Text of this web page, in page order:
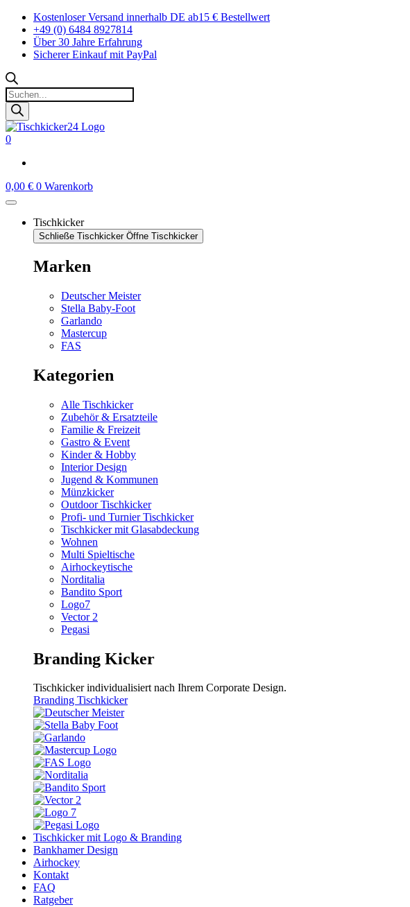
Zum
Inhalt
springen
Kostenloser Versand innerhalb DE ab15 € Bestellwert
+49 (0) 6484 8927814
Über 30 Jahre Erfahrung
Sicherer Einkauf mit PayPal
Products
search
0
0,00 € 0 Warenkorb
Tischkicker
Schließe Tischkicker Öffne Tischkicker
Marken
Deutscher Meister
Stella Baby-Foot
Garlando
Mastercup
FAS
Kategorien
Alle Tischkicker
Zubehör & Ersatzteile
Familie & Freizeit
Gastro & Event
Kinder & Hobby
Interior Design
Jugend & Kommunen
Münzkicker
Outdoor Tischkicker
Profi- und Turnier Tischkicker
Tischkicker mit Glasabdeckung
Wohnen
Multi Spieltische
Airhockeytische
Norditalia
Bandito Sport
Logo7
Vector 2
Pegasi
Branding Kicker
Tischkicker individualisiert nach Ihrem Corporate Design.
Branding Tischkicker
Tischkicker mit Logo & Branding
Bankhamer Design
Airhockey
Kontakt
FAQ
Ratgeber